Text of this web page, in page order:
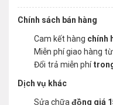
Chính sách bán hàng
Cam kết hàng chính
Miễn phí giao hàng
Đổi trả miễn phí
Dịch vụ khác
Sửa chữa đồng giá